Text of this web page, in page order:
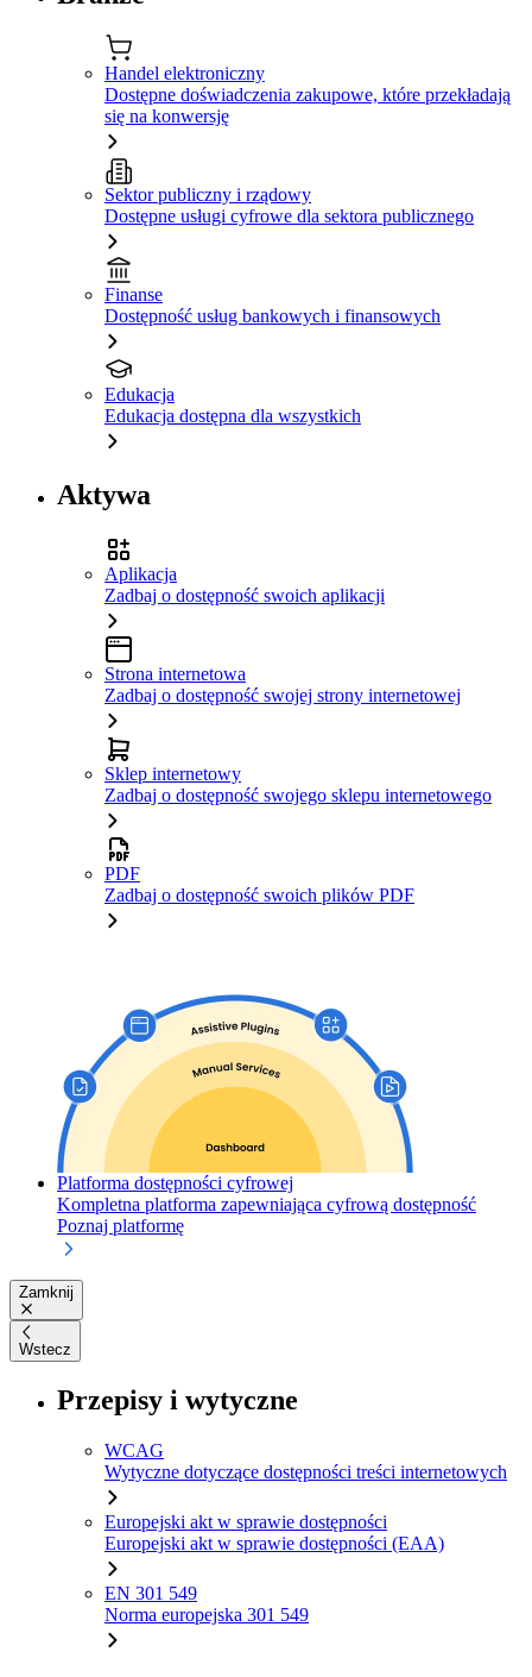
Handel elektroniczny
Dostępne doświadczenia zakupowe, które przekładają
się na konwersję
Sektor publiczny i rządowy
Dostępne usługi cyfrowe dla sektora publicznego
Finanse
Dostępność usług bankowych i finansowych
Edukacja
Edukacja dostępna dla wszystkich
Aktywa
Aplikacja
Zadbaj o dostępność swoich aplikacji
Strona internetowa
Zadbaj o dostępność swojej strony internetowej
Sklep internetowy
Zadbaj o dostępność swojego sklepu internetowego
PDF
Zadbaj o dostępność swoich plików PDF
Platforma dostępności cyfrowej
Kompletna platforma zapewniająca cyfrową dostępność
Poznaj platformę
Zamknij
Wstecz
Przepisy i wytyczne
WCAG
Wytyczne dotyczące dostępności treści internetowych
Europejski akt w sprawie dostępności
Europejski akt w sprawie dostępności (EAA)
EN 301 549
Norma europejska 301 549